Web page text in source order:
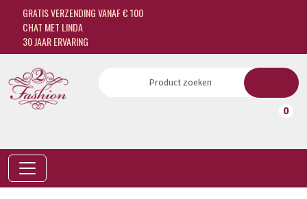
GRATIS VERZENDING VANAF € 100
CHAT MET LINDA
30 JAAR ERVARING
0